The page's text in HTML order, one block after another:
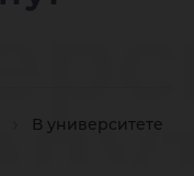
В университете